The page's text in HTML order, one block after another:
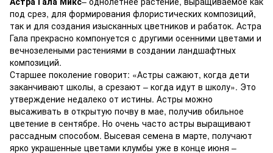
под срез, для формирования флористических композиций,
так и для создания изысканных цветников и рабаток. Астра
Гала прекрасно компонуется с другими осенними цветами и
вечнозелеными растениями в создании ландшафтных
композиций.
Старшее поколение говорит: «Астры сажают, когда дети
заканчивают школы, а срезают – когда идут в школу». Это
утверждение недалеко от истины. Астры можно
высаживать в открытую почву в мае, получив обильное
цветение в сентябре. Но очень часто астры выращивают
рассадным способом. Высевая семена в марте, получают
ярко украшенные цветами клумбы уже в конце июня –